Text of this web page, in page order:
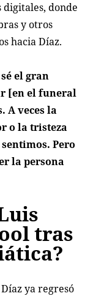
donde
y otros
hacia Díaz.
el gran
[en el funeral
A veces la
o la tristeza
Pero
la persona
tras
ya regresó